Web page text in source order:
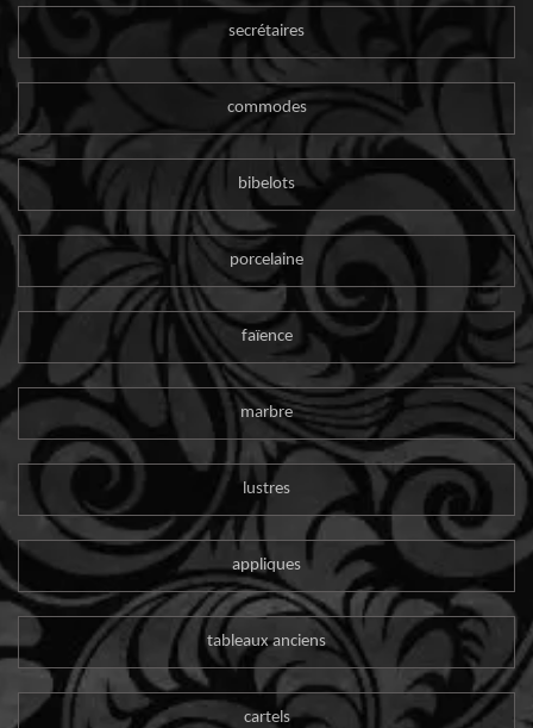
secrétaires
commodes
bibelots
porcelaine
faïence
marbre
lustres
appliques
tableaux anciens
cartels